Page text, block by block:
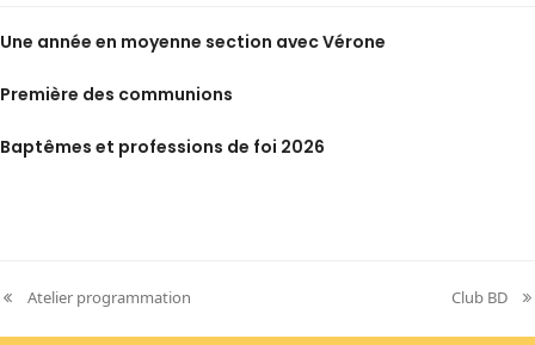
Une année en moyenne section avec Vérone
Première des communions
Baptêmes et professions de foi 2026
previous
post:
Atelier programmation
next
post:
Club BD